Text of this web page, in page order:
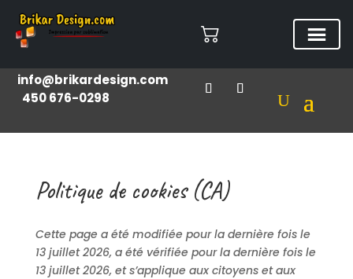
info@brikardesign.com
450 676-0298
Politique de cookies (CA)
Cette page a été modifiée pour la dernière fois le
13 juillet 2026, a été vérifiée pour la dernière fois le
13 juillet 2026, et s’applique aux citoyens et aux